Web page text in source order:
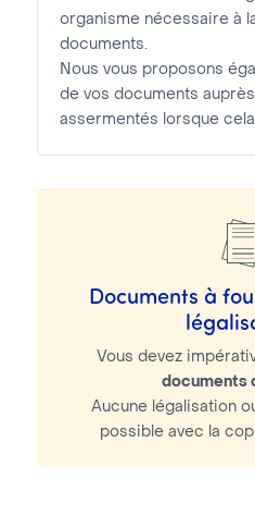
organisme nécessaire à
documents.
Nous vous proposons
de vos documents
assermentés lorsque
Documents à
Vous devez
documents
Aucune légalisation
possible avec la